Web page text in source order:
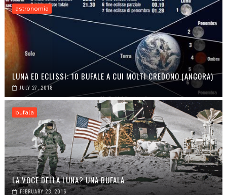
astronomia
LUNA ED ECLISSI: 10 BUFALE A CUI MOLTI CREDONO (ANCORA)
JULY 27, 2018
bufala
LA VOCE DELLA LUNA? UNA BUFALA
FEBRUARY 23, 2016